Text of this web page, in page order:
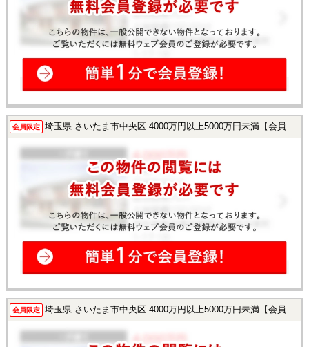
会員限定 埼玉県 さいたま市中央区 4000万円以上5000万円未満【会員様限定で公開中！】
会員限定 埼玉県 さいたま市中央区 4000万円以上5000万円未満【会員様限定で公開中！】